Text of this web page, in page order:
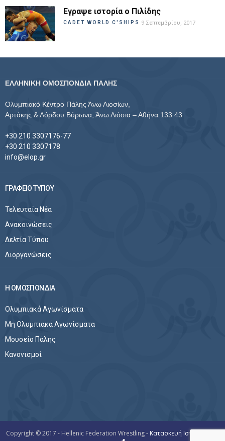
Εγραψε ιστορία ο Πιλίδης
CADET WORLD C'SHIPS 9 Σεπτεμβρίου, 2017
ΕΛΛΗΝΙΚΗ ΟΜΟΣΠΟΝΔΙΑ ΠΑΛΗΣ
Ολυμπιακό Κέντρο Πάλης Άνω Λιοσίων,
Αρτάκης & Λόρδου Βύρωνα, Άνω Λιόσια – Αθήνα 133 43
+30 210 3307176-77
+30 210 3307178
info@elop.gr
ΓΡΑΦΕΙΟ ΤΥΠΟΥ
Τελευταία Νέα
Ανακοινώσεις
Δελτία Τύπου
Διοργανώσεις
Η ΟΜΟΣΠΟΝΔΙΑ
Ολυμπιακά Αγωνίσματα
Μη Ολυμπιακά Αγωνίσματα
Μουσείο Πάλης
Κανονισμοί
Copyright © 2017 - Hellenic Federation Wrestling - Κατασκευή Ιστοσελίδων